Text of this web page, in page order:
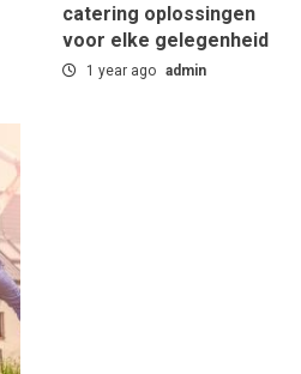
catering oplossingen
voor elke gelegenheid
1 year ago admin